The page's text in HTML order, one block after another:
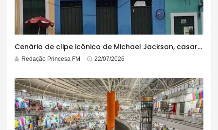
Cenário de clipe icônico de Michael Jackson, casarão azul no centro do Pelourinho enfrenta ordem de desocupação
Redação Princesa FM 22/07/2026